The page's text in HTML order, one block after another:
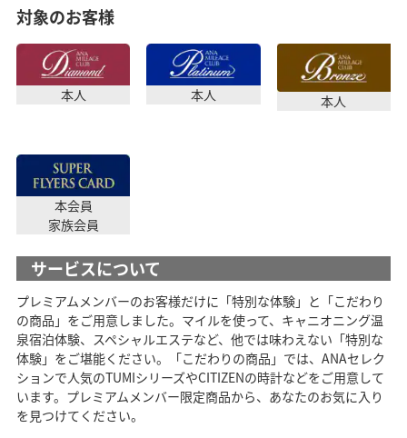
対象のお客様
本人 本人 本人
本会員
家族会員
サービスについて
プレミアムメンバーのお客様だけに「特別な体験」と「こだわり
の商品」をご用意しました。マイルを使って、キャニオニング温
泉宿泊体験、スペシャルエステなど、他では味わえない「特別な
体験」をご堪能ください。「こだわりの商品」では、ANAセレク
ションで人気のTUMIシリーズやCITIZENの時計などをご用意して
います。プレミアムメンバー限定商品から、あなたのお気に入り
を見つけてください。